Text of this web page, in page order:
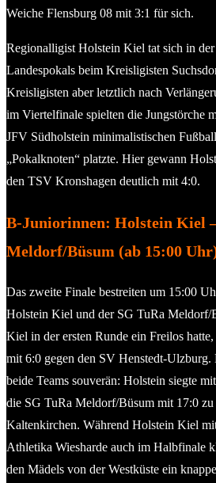
Weiche Flensburg 08 mit 3:1 für sich.
Regionalligist Holstein Kiel tat sich in der
Landespokals beim Kreisligisten
Kreisligisten aber letztlich nach
im Viertelfinale spielten die Jungstörche
JFV Südholstein minimalistischen
„Pokalknoten“ platzte. Hier gewann
den TSV Kronshagen deutlich mit 4:0.
B-Juniorinnen: Holstein Kiel
Meldorf/Büsum (ab 15:00
Das zweite Finale bestreiten um 15:00
Holstein Kiel und der SG TuRa Meldorf/
Kiel in der ersten Runde ein Freilos
mit 6:0 gegen den SV Henstedt-
beide Teams souverän: Holstein siegte
die SG TuRa Meldorf/Büsum mit 17:0 zu
Kaltenkirchen. Während Holstein Kiel
Athletika Wiesharde auch im Halbfinale
den Mädels von der Westküste ein